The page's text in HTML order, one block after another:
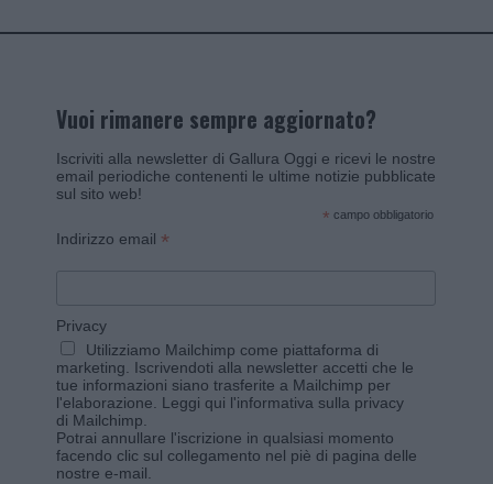
Vuoi rimanere sempre aggiornato?
Iscriviti alla newsletter di Gallura Oggi e ricevi le nostre
email periodiche contenenti le ultime notizie pubblicate
sul sito web!
* campo obbligatorio
Indirizzo email *
Privacy
Utilizziamo Mailchimp come piattaforma di
marketing. Iscrivendoti alla newsletter accetti che le
tue informazioni siano trasferite a Mailchimp per
l'elaborazione. Leggi qui l'informativa sulla privacy
di Mailchimp.
Potrai annullare l'iscrizione in qualsiasi momento
facendo clic sul collegamento nel piè di pagina delle
nostre e-mail.